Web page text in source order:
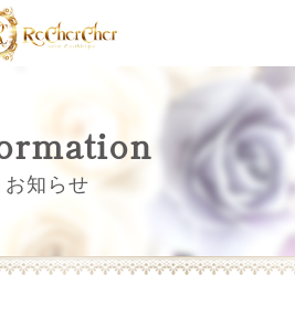
お知らせ